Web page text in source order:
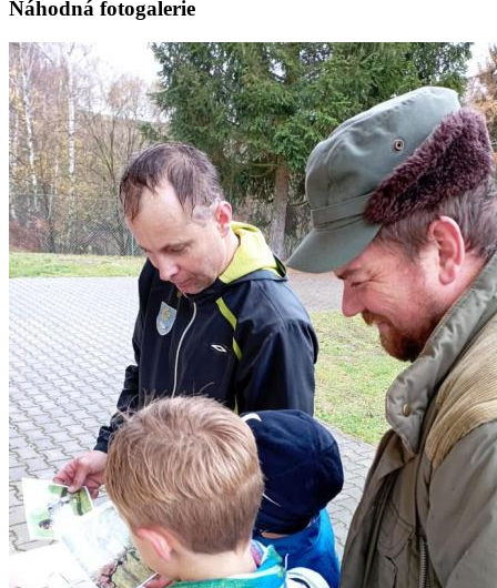
Náhodná fotogalerie